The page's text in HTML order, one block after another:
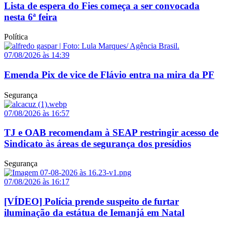
Lista de espera do Fies começa a ser convocada
nesta 6ª feira
Política
07/08/2026 às 14:39
Emenda Pix de vice de Flávio entra na mira da PF
Segurança
07/08/2026 às 16:57
TJ e OAB recomendam à SEAP restringir acesso de
Sindicato às áreas de segurança dos presídios
Segurança
07/08/2026 às 16:17
[VÍDEO] Polícia prende suspeito de furtar
iluminação da estátua de Iemanjá em Natal